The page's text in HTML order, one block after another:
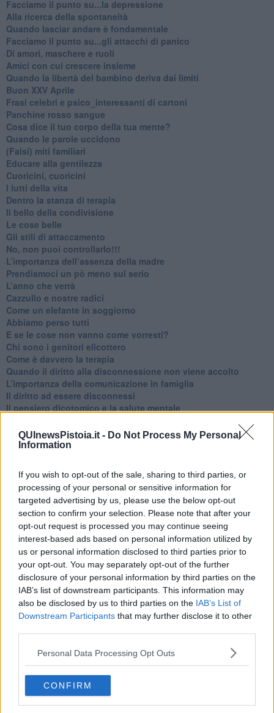
QUInewsPistoia.it - Do Not Process My Personal
Information
If you wish to opt-out of the sale, sharing to third parties, or
processing of your personal or sensitive information for
targeted advertising by us, please use the below opt-out
section to confirm your selection. Please note that after your
opt-out request is processed you may continue seeing
interest-based ads based on personal information utilized by
us or personal information disclosed to third parties prior to
your opt-out. You may separately opt-out of the further
disclosure of your personal information by third parties on the
IAB’s list of downstream participants. This information may
also be disclosed by us to third parties on the IAB’s List of
Downstream Participants that may further disclose it to other
Personal Data Processing Opt Outs
CONFIRM
Facciamo il punto su...la depressione
​Alla ricerca della spontaneità
​Quando lasciar andare è fondamentale
Facciamo il punto su...gli attacchi di panico
Di amori, maschere e ruoli
​Amici con cui crescere insieme
​Quando la libertà del bambino deriva dai limiti
Buon XXV Aprile
​Frasi celebri e psico_interessanti di cartoni
​Panchine rosso sangue
​Cosa dice il tuo corpo della tua mente?
​Quando le parole uccidono
​(Falsi) miti familiari
​Educare alla gentilezza
​Cuoricini, cuoricini
I lutti della vita
​Dentro la stanza di terapia
​Il bello della condivisione
Le cose belle
​Gli stili di attaccamento
No, non puoi controllarlo!!!
​L’importanza dell’assenza della madre
​Prendiamoci un pò meno sul serio
​L’anno che verrà
​Cazzullo e nostre radici
​Come un elefante in soggiorno
​Abbiamo perso tutti
E se le cose non vanno come vorresti?
​Chi sono i genitori elicottero
Come è davvero la terapia
Quando il diritto alla disconnessione non viene accolto
​L’importanza della comunicazione in famiglia
​Il diritto ad essere disconnessi
​Il pensiero dicotomico e la salute mentale
​La Clownterapia
​Differenze tra persone frustrate e non
Vacanze a km zero
​Buone Vacan(si)e!
​Il lato positivo delle cose
​Storie antiche di tempi moderni
​Quello che alle mamme non dicono
Adultescenza
Homo imbecillis
​4 anni di Blog
Quando il silenzio è aggressivo
​Il passato, questo conosciuto!
​Clima ballerino e sbalzi d’umore
La maternità
​L’uomo o l’orso?
​Cose che ci esauriscono
​Vespa che passione!
​Lasciate ai vostri figli il diritto di piangere
​Parole d’amore regalate al vento